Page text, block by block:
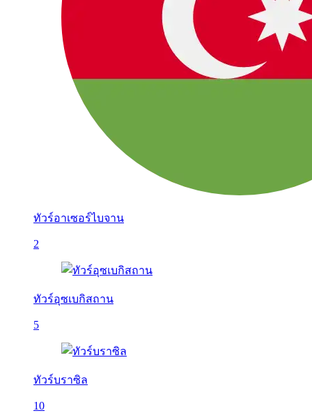
ทัวร์อาเซอร์ไบจาน
2
ทัวร์อุซเบกิสถาน
5
ทัวร์บราซิล
10